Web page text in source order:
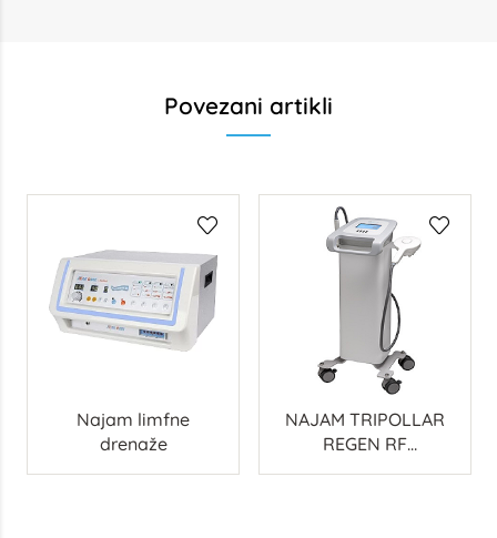
Povezani artikli
Najam limfne
drenaže
NAJAM TRIPOLLAR
REGEN RF
KOZMETIČKOG